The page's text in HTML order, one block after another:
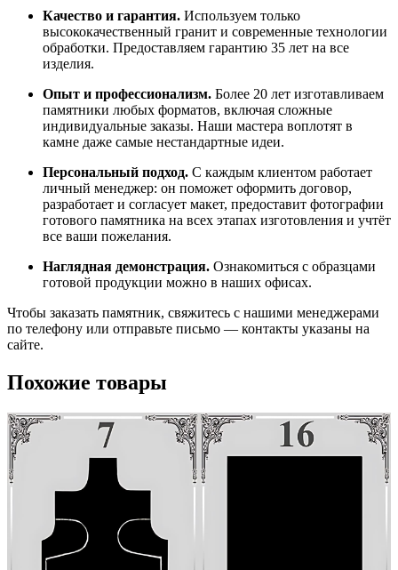
Качество и гарантия. Используем только
высококачественный гранит и современные технологии
обработки. Предоставляем гарантию 35 лет на все
изделия.
Опыт и профессионализм. Более 20 лет изготавливаем
памятники любых форматов, включая сложные
индивидуальные заказы. Наши мастера воплотят в
камне даже самые нестандартные идеи.
Персональный подход. С каждым клиентом работает
личный менеджер: он поможет оформить договор,
разработает и согласует макет, предоставит фотографии
готового памятника на всех этапах изготовления и учтёт
все ваши пожелания.
Наглядная демонстрация. Ознакомиться с образцами
готовой продукции можно в наших офисах.
Чтобы заказать памятник, свяжитесь с нашими менеджерами
по телефону или отправьте письмо — контакты указаны на
сайте.
Похожие товары